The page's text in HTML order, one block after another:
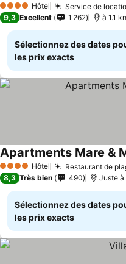
4 Étoiles Hôtel Service de
9,3 Excellent 1 262 à 1.1
Sélectionnez des dates
les prix exacts
4 Étoiles Hôtel Restaurant de
Apartments Mare &
8,3 Très bien 490 Juste à
Sélectionnez des dates
les prix exacts